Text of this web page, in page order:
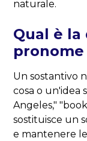
naturale.
Qual è
Un sostantivo
cosa o un'idea
Angeles,"
sostituisce un
e mantenere